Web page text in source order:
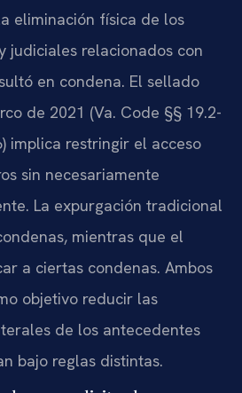
eliminación física de los
judiciales relacionados con
en condena. El sellado
de 2021 (Va. Code §§ 19.2-
implica restringir el acceso
sin necesariamente
La expurgación tradicional
mientras que el
a ciertas condenas. Ambos
objetivo reducir las
de los antecedentes
bajo reglas distintas.